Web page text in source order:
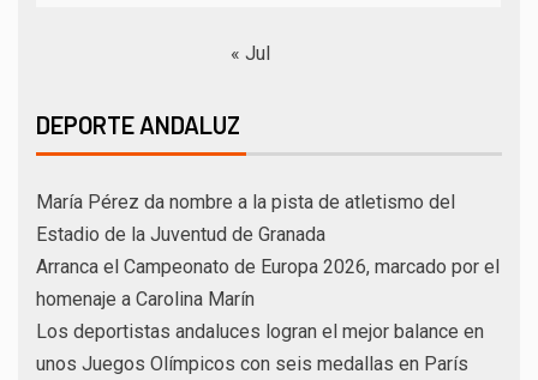
« Jul
DEPORTE ANDALUZ
María Pérez da nombre a la pista de atletismo del
Estadio de la Juventud de Granada
Arranca el Campeonato de Europa 2026, marcado por el
homenaje a Carolina Marín
Los deportistas andaluces logran el mejor balance en
unos Juegos Olímpicos con seis medallas en París